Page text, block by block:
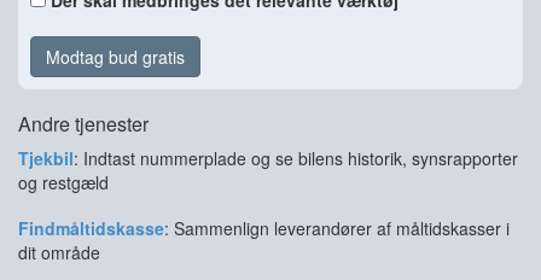
Modtag bud gratis
Andre tjenester
Tjekbil: Indtast nummerplade og se bilens historik, synsrapporter
og restgæld
Findmåltidskasse: Sammenlign leverandører af måltidskasser i
dit område